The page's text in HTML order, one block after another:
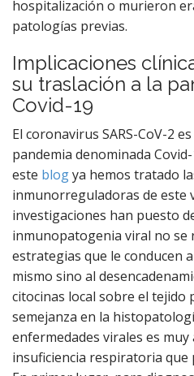
hospitalización o murieron
patologías previas.
Implicaciones
su traslación a la
Covid-19
El coronavirus SARS-CoV-2
pandemia denominada
este blogya hemos tratado
inmunorreguladoras de este
investigaciones han puesto
inmunopatogenia viral no se
estrategias que le conducen
mismo sino al
citocinas local sobre el tejido
semejanza en la
enfermedades virales es muy
insuficiencia respiratoria que